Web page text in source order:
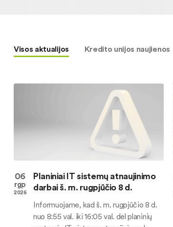
Visos aktualijos Kredito unijos naujienos
06
rgp
2026
Planiniai IT sistemų atnaujinimo
darbai š. m. rugpjūčio 8 d.
Informuojame, kad š. m. rugpjūčio 8 d.
nuo 8:55 val. iki 16:05 val. dėl planinių